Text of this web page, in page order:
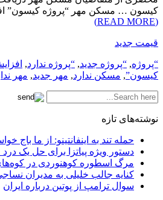
کیسون … مسکن مهر “پروژه کیسون”
(READ MORE)
قیمت جدید
“پروژه, “پروژه جدید, “پروژه ندارد,
کیسون”, مسکن ندارد, مهر جدید, مهر
نوشته‌های تازه
حمله تند به اینفانتینو: از ما باج
دستور ویژه پیاتزا برای حل یک
مرگ اسطوره کوهنوردی در
کنایه جالب خلیلی به مدیران
سوال ترامپ از پوتین درباره ایران